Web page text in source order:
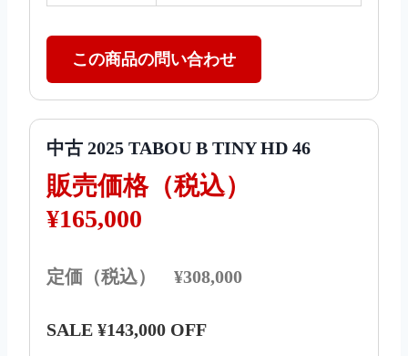
この商品の問い合わせ
中古 2025 TABOU B TINY HD 46
販売価格（税込）
¥165,000
定価（税込） ¥308,000
SALE ¥143,000 OFF